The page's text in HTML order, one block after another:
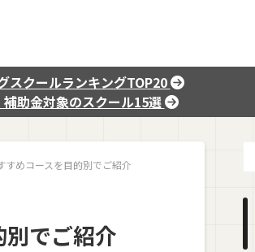
スクールランキングTOP20
補助金対象のスクール15選
すめコースを目的別でご紹介
でご紹介